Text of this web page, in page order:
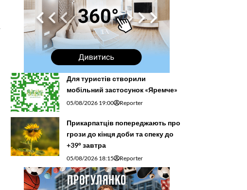
Для туристів створили
мобільний застосунок «Яремче»
05/08/2026 19:00 Reporter
Прикарпатців попереджають про
грози до кінця доби та спеку до
+39° завтра
05/08/2026 18:15 Reporter